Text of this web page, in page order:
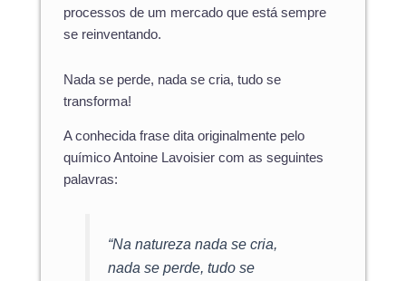
processos de um mercado que está sempre
se reinventando.
Nada se perde, nada se cria, tudo se
transforma!
A conhecida frase dita originalmente pelo
químico Antoine Lavoisier com as seguintes
palavras:
“Na natureza nada se cria,
nada se perde, tudo se